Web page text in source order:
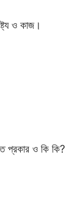
ও কাজ।
প্রকার ও কি কি?